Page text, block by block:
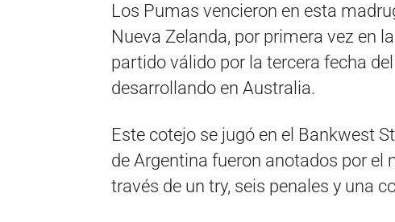
Los Pumas vencieron en esta
Nueva Zelanda, por primera vez en
partido válido por la tercera fecha
desarrollando en Australia.
Este cotejo se jugó en el Bankwest
de Argentina fueron anotados por el
través de un try, seis penales y una